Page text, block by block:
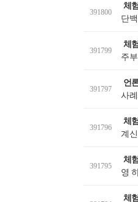
391800
체
단
391799
체
주
391797
언
사
391796
체
계
391795
체
영
체